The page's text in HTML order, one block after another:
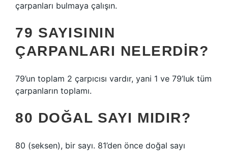
çarpanları bulmaya çalışın.
79 SAYISININ
ÇARPANLARI NELERDIR?
79’un toplam 2 çarpıcısı vardır, yani 1 ve 79’luk tüm
çarpanların toplamı.
80 DOĞAL SAYI MIDIR?
80 (seksen), bir sayı. 81’den önce doğal sayı